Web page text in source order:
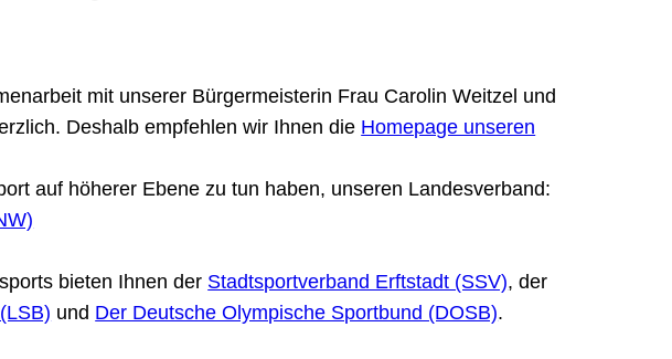
mit unserer Bürgermeisterin Frau Carolin Weitzel und
Deshalb empfehlen wir Ihnen die Homepage unseren
auf höherer Ebene zu tun haben, unseren Landesverband:
bieten Ihnen der Stadtsportverband Erftstadt (SSV), der
und Der Deutsche Olympische Sportbund (DOSB).